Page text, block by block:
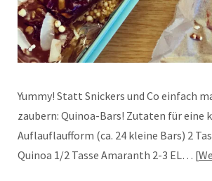
Yummy! Statt Snickers und Co einfach
zaubern: Quinoa-Bars! Zutaten für eine
Auflauflaufform (ca. 24 kleine Bars) 2
Quinoa 1/2 Tasse Amaranth 2-3 EL…